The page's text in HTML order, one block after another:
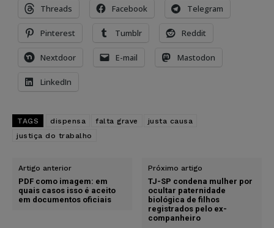
Threads Facebook Telegram
Pinterest Tumblr Reddit
Nextdoor E-mail Mastodon
LinkedIn
TAGS dispensa falta grave
justa causa
justiça do trabalho
Artigo anterior
PDF como imagem: em
quais casos isso é aceito
em documentos oficiais
Próximo artigo
TJ-SP condena mulher por
ocultar paternidade
biológica de filhos
registrados pelo ex-
companheiro